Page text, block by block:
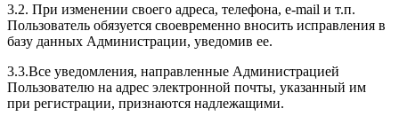
3.2. При изменении своего адреса, телефона, e-mail и т.п.
Пользователь обязуется своевременно вносить исправления в
базу данных Администрации, уведомив ее.
3.3.Все уведомления, направленные Администрацией
Пользователю на адрес электронной почты, указанный им
при регистрации, признаются надлежащими.